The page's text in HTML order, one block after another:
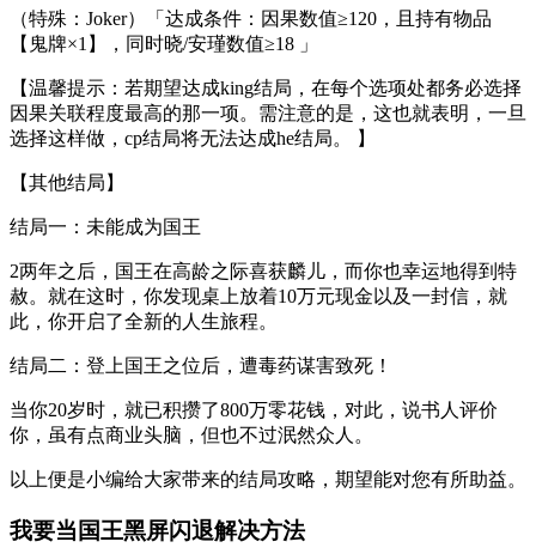
（特殊：Joker）「达成条件：因果数值≥120，且持有物品
【鬼牌×1】，同时晓/安瑾数值≥18 」
【温馨提示：若期望达成king结局，在每个选项处都务必选择
因果关联程度最高的那一项。需注意的是，这也就表明，一旦
选择这样做，cp结局将无法达成he结局。 】
【其他结局】
结局一：未能成为国王
2两年之后，国王在高龄之际喜获麟儿，而你也幸运地得到特
赦。就在这时，你发现桌上放着10万元现金以及一封信，就
此，你开启了全新的人生旅程。
结局二：登上国王之位后，遭毒药谋害致死！
当你20岁时，就已积攒了800万零花钱，对此，说书人评价
你，虽有点商业头脑，但也不过泯然众人。
以上便是小编给大家带来的结局攻略，期望能对您有所助益。
我要当国王黑屏闪退解决方法